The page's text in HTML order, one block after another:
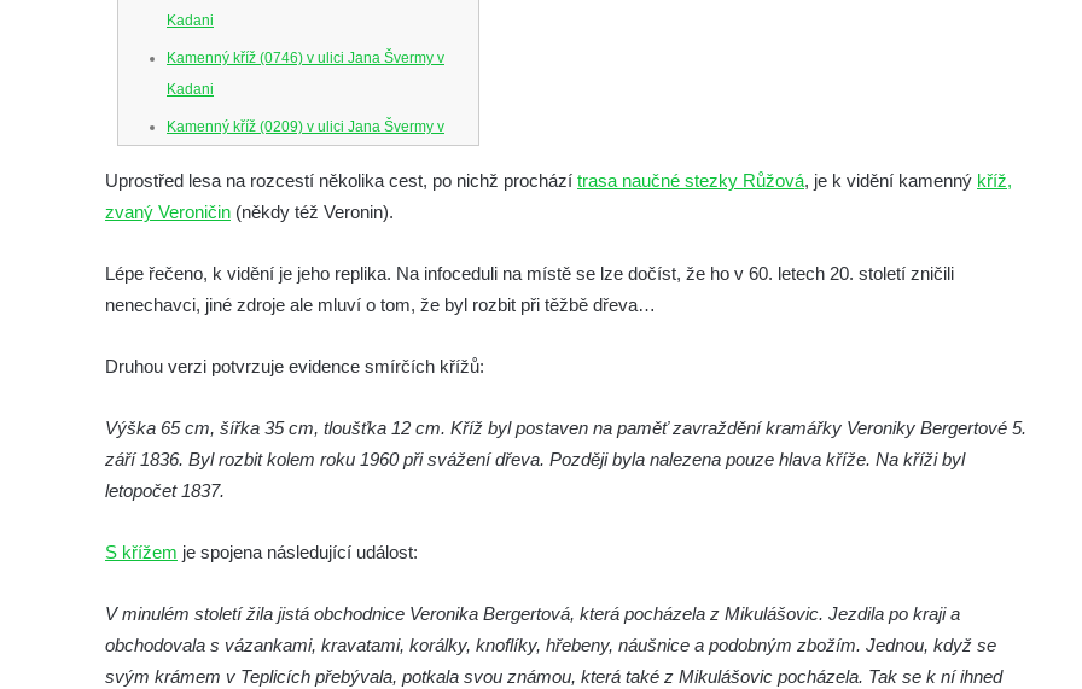
Kadani
Kamenný kříž (0746) v ulici Jana Švermy v
Kadani
Kamenný kříž (0209) v ulici Jana Švermy v
kostela svaté Anny v Jablonci nad Nisou
Kamenný kříž (0589) v Českolipské ulici v
Dubé
Hinterhermsdorfu
Loket
Kamenný kříž (0761) ve vstupu do hradu
Loket
Kamenný kříž (0308) severně do kostela
svatého Václava ve Strupčicích
Kamenný kříž (0309) před vchodem do
Uprostřed lesa na rozcestí několika cest, po nichž prochází trasa naučné stezky Růžová, je k vidění kamenný kříž,
zvaný Veroničin (někdy též Veronin).
Lépe řečeno, k vidění je jeho replika. Na infoceduli na místě se lze dočíst, že ho v 60. letech 20. století zničili
nenechavci, jiné zdroje ale mluví o tom, že byl rozbit při těžbě dřeva…
Druhou verzi potvrzuje evidence smírčích křížů:
Výška 65 cm, šířka 35 cm, tloušťka 12 cm. Kříž byl postaven na paměť zavraždění kramářky Veroniky Bergertové 5.
září 1836. Byl rozbit kolem roku 1960 při svážení dřeva. Později byla nalezena pouze hlava kříže. Na kříži byl
letopočet 1837.
S křížem je spojena následující událost:
V minulém století žila jistá obchodnice Veronika Bergertová, která pocházela z Mikulášovic. Jezdila po kraji a
obchodovala s vázankami, kravatami, korálky, knoflíky, hřebeny, náušnice a podobným zbožím. Jednou, když se
svým krámem v Teplicích přebývala, potkala svou známou, která také z Mikulášovic pocházela. Tak se k ní ihned